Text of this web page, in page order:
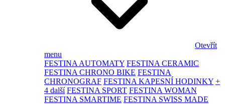
Otevřít
menu
FESTINA AUTOMATY FESTINA CERAMIC
FESTINA CHRONO BIKE FESTINA
CHRONOGRAF FESTINA KAPESNÍ HODINKY +
4 další FESTINA SPORT FESTINA WOMAN
FESTINA SMARTIME FESTINA SWISS MADE